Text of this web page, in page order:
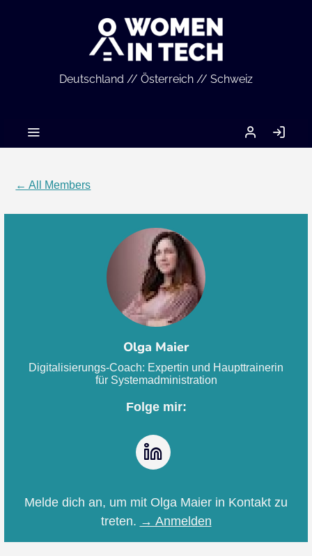
Deutschland // Österreich // Schweiz
MEIN
ACCOUNT
IN
← All Members
Olga Maier
Digitalisierungs-Coach: Expertin und Haupttrainerin
für Systemadministration
Folge mir:
Melde dich an, um mit Olga Maier in Kontakt zu
treten. → Anmelden